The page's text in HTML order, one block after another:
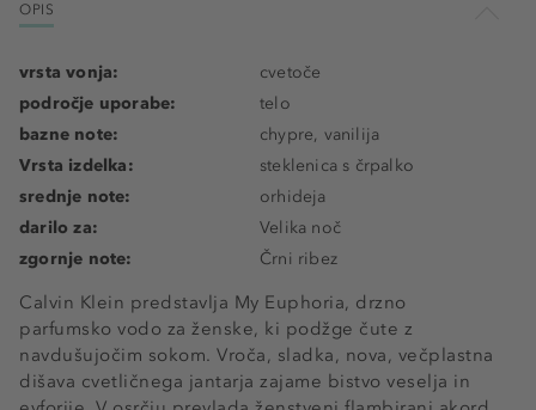
OPIS
Calvin Klein predstavlja My Euphoria, drzno
parfumsko vodo za ženske, ki podžge čute z
navdušujočim sokom. Vroča, sladka, nova, večplastna
dišava cvetličnega jantarja zajame bistvo veselja in
vrsta vonja:
cvetoče
področje uporabe:
telo
bazne note:
chypre, vanilija
Vrsta izdelka:
steklenica s črpalko
srednje note:
orhideja
darilo za:
Velika noč
zgornje note:
Črni ribez